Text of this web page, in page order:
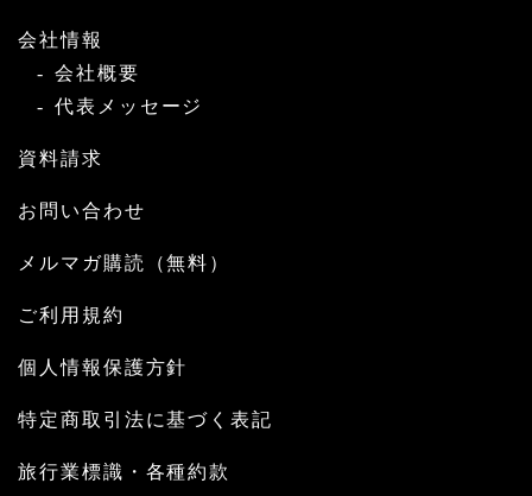
会社情報
会社概要
代表メッセージ
資料請求
お問い合わせ
メルマガ購読（無料）
ご利用規約
個人情報保護方針
特定商取引法に基づく表記
旅行業標識・各種約款